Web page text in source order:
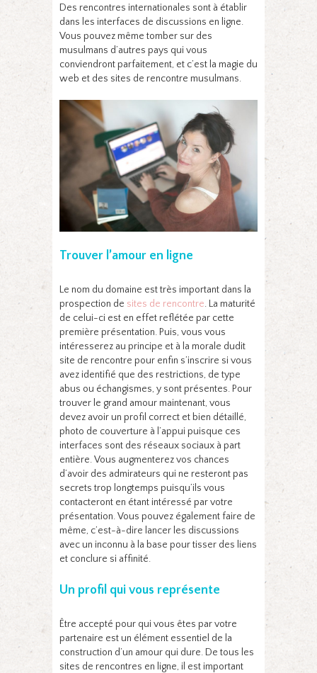
Des rencontres internationales sont à établir
dans les interfaces de discussions en ligne.
Vous pouvez même tomber sur des
musulmans d’autres pays qui vous
conviendront parfaitement, et c’est la magie du
web et des sites de rencontre musulmans.
Trouver l’amour en ligne
Le nom du domaine est très important dans la
prospection de sites de rencontre. La maturité
de celui-ci est en effet reflétée par cette
première présentation. Puis, vous vous
intéresserez au principe et à la morale dudit
site de rencontre pour enfin s’inscrire si vous
avez identifié que des restrictions, de type
abus ou échangismes, y sont présentes. Pour
trouver le grand amour maintenant, vous
devez avoir un profil correct et bien détaillé,
photo de couverture à l’appui puisque ces
interfaces sont des réseaux sociaux à part
entière. Vous augmenterez vos chances
d’avoir des admirateurs qui ne resteront pas
secrets trop longtemps puisqu’ils vous
contacteront en étant intéressé par votre
présentation. Vous pouvez également faire de
même, c’est-à-dire lancer les discussions
avec un inconnu à la base pour tisser des liens
et conclure si affinité.
Un profil qui vous représente
Être accepté pour qui vous êtes par votre
partenaire est un élément essentiel de la
construction d’un amour qui dure. De tous les
sites de rencontres en ligne, il est important